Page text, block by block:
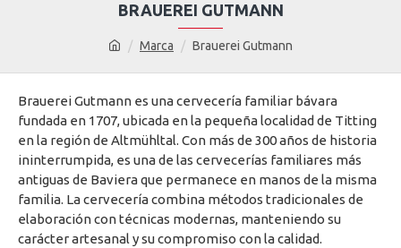
Marca Brauerei Gutmann
BRAUEREI GUTMANN
Brauerei Gutmann es una cervecería familiar bávara
fundada en 1707, ubicada en la pequeña localidad de Titting
en la región de Altmühltal. Con más de 300 años de historia
ininterrumpida, es una de las cervecerías familiares más
antiguas de Baviera que permanece en manos de la misma
familia. La cervecería combina métodos tradicionales de
elaboración con técnicas modernas, manteniendo su
carácter artesanal y su compromiso con la calidad.